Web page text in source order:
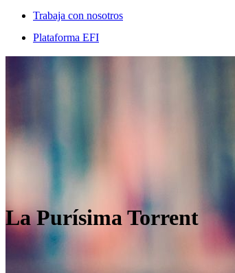
Trabaja con nosotros
Plataforma EFI
La Purísima Torrent